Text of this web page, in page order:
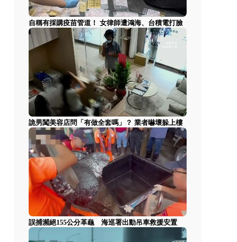
自稱有採購疫苗管道！ 女律師遭鴻海、台積電打臉
詭男闖美容店問「有做全套嗎」？ 業者嚇壞躲上樓
誤捕瀕絕155公分革龜 海巡署出動吊車救援安置